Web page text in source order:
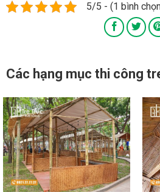
5/5 - (1 bình
Các hạng mục thi công